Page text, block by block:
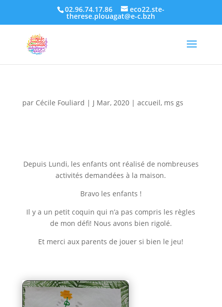
02.96.74.17.86 eco22.ste-
therese.plouagat@e-c.bzh
par Cécile Fouliard | J Mar, 2020| accueil, ms gs
Depuis Lundi, les enfants ont réalisé de nombreuses
activités demandées à la maison.
Bravo les enfants !
Il y a un petit coquin qui n’a pas compris les règles
de mon défi! Nous avons bien rigolé.
Et merci aux parents de jouer si bien le jeu!